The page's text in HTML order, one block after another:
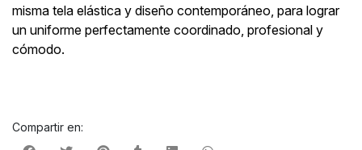
misma tela elástica y diseño contemporáneo, para lograr
un uniforme perfectamente coordinado, profesional y
cómodo.
Compartir en: